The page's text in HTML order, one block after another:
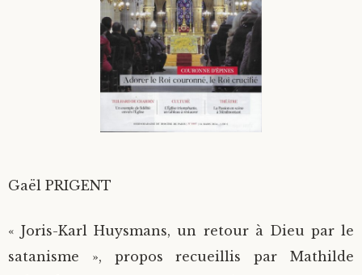
Langues étrangères
Gaël PRIGENT
« Joris-Karl Huysmans, un retour à Dieu par le
satanisme », propos recueillis par Mathilde